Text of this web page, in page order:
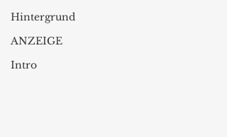
Hintergrund
ANZEIGE
Intro